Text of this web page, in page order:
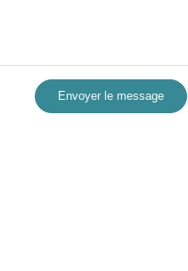
Envoyer le message